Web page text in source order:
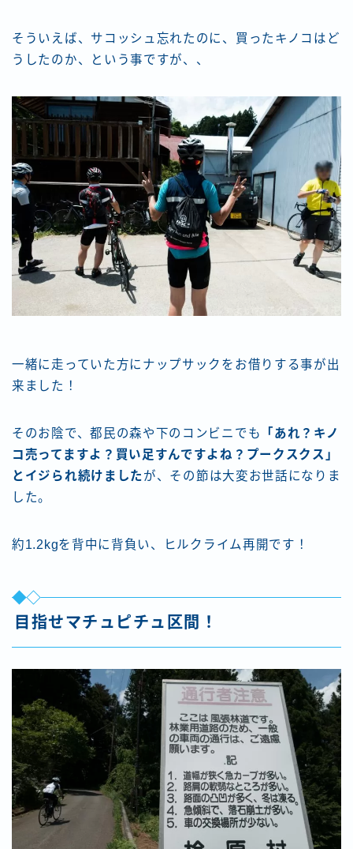
そういえば、サコッシュ忘れたのに、買ったキノコはど
うしたのか、という事ですが、、
一緒に走っていた方にナップサックをお借りする事が出
来ました！
そのお陰で、都民の森や下のコンビニでも
「あれ？キノ
コ売ってますよ？買い足すんですよね？プークスクス」
とイジられ続けました が、その節は大変お世話になりま
した。
約1.2kgを背中に背負い、ヒルクライム再開です！
目指せマチュピチュ区間！